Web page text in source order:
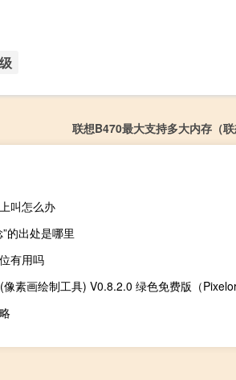
联想B470最大支持多大内存（联
叫怎么办
的出处是哪里
有用吗